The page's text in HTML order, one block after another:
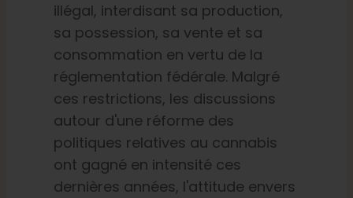
illégal, interdisant sa production,
sa possession, sa vente et sa
consommation en vertu de la
réglementation fédérale. Malgré
ces restrictions, les discussions
autour d'une réforme des
politiques relatives au cannabis
ont gagné en intensité ces
dernières années, l'attitude envers